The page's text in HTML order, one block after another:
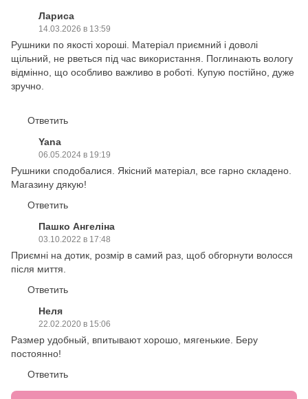
Лариса
14.03.2026 в 13:59
Рушники по якості хороші. Матеріал приємний і доволі
щільний, не рветься під час використання. Поглинають вологу
відмінно, що особливо важливо в роботі. Купую постійно, дуже
зручно.
Ответить
Yana
06.05.2024 в 19:19
Рушники сподобалися. Якісний матеріал, все гарно складено.
Магазину дякую!
Ответить
Пашко Ангеліна
03.10.2022 в 17:48
Приємні на дотик, розмір в самий раз, щоб обгорнути волосся
після миття.
Ответить
Неля
22.02.2020 в 15:06
Размер удобный, впитывают хорошо, мягенькие. Беру
постоянно!
Ответить